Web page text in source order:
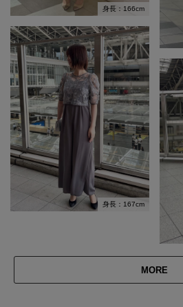
身長：166cm
身長：167cm
MORE